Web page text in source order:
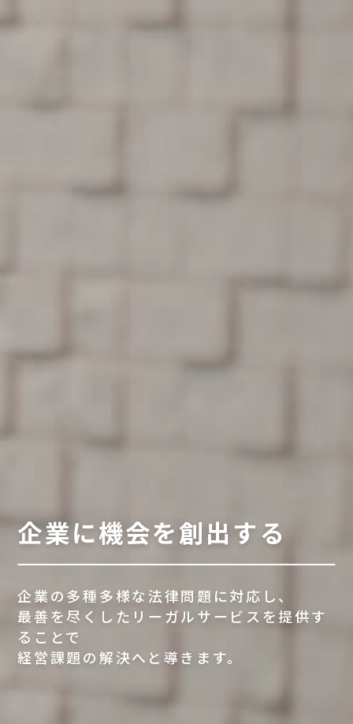
企業に機会を創出する
企業の多種多様な法律問題に対応し、
最善を尽くしたリーガルサービスを提供す
ることで
経営課題の解決へと導きます。